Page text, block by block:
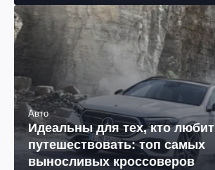
Авто
Идеальны для тех, кто любит
путешествовать: топ самых
выносливых кроссоверов